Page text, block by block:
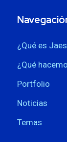
¿Qué es
¿Qué
Portfolio
Noticias
Temas